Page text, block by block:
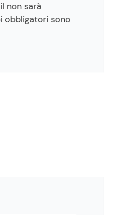
non sarà
obbligatori sono